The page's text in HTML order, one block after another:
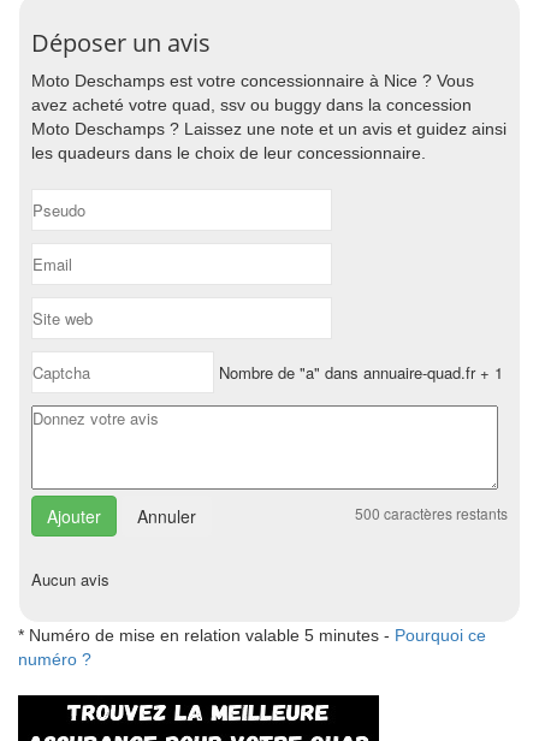
Déposer un avis
Moto Deschamps est votre concessionnaire à Nice ? Vous
avez acheté votre quad, ssv ou buggy dans la concession
Moto Deschamps ? Laissez une note et un avis et guidez ainsi
les quadeurs dans le choix de leur concessionnaire.
Nombre de "a" dans annuaire-quad.fr + 1
Annuler 500 caractères restants
Aucun avis
* Numéro de mise en relation valable 5 minutes - Pourquoi ce
numéro ?